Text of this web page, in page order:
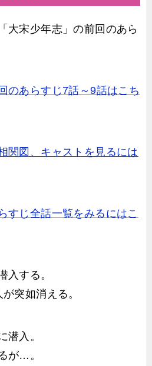
大宋少年志」の前回のあら
のあらすじ7話～9話はこち
関図、キャストを見るには
すじ全話一覧をみるにはこ
入する。
突如消える。
潜入。
が…。